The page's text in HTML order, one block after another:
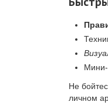
Мини-
Не
личном